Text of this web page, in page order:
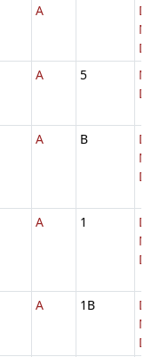
A
A 5
A B
A 1
A 1B